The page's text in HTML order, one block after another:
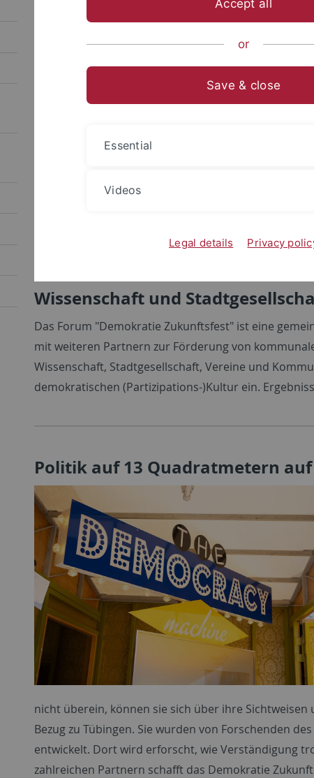
External content
Actually, you are supposed to see a video here.
please click the "Accept" button below. Please
video playback, third-party cookies may be set
with other services of the third-party provider.
be found in ourprivacy policy
Wissenschaft und
Das Forum "Demokratie Zukunftsfest" ist eine
mit weiteren Partnern zur Förderung von
Wissenschaft, Stadtgesellschaft, Vereine und
demokratischen (Partizipations-)Kultur ein.
Politik auf 13 Quadratmetern
nicht überein, können sie sich über ihre
Bezug zu Tübingen. Sie wurden von Forschenden
entwickelt. Dort wird erforscht, wie Verständigung
zahlreichen Partnern schafft das Demokratie
Accept all
or
Save & close
Essential
Videos
Legal details Privacy